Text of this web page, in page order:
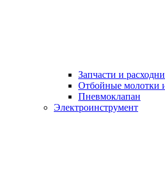
Запчасти и
Отбойные молотки
Пневмоклапан
Электроинструмент